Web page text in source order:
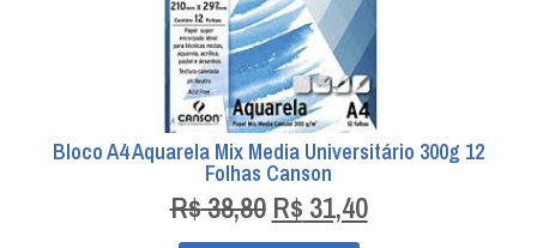
Bloco A4 Aquarela Mix Media Universitário 300g 12
Folhas Canson
R$38,80 R$ 31,40